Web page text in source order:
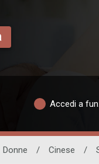
Accedi a
Donne / Cinese /